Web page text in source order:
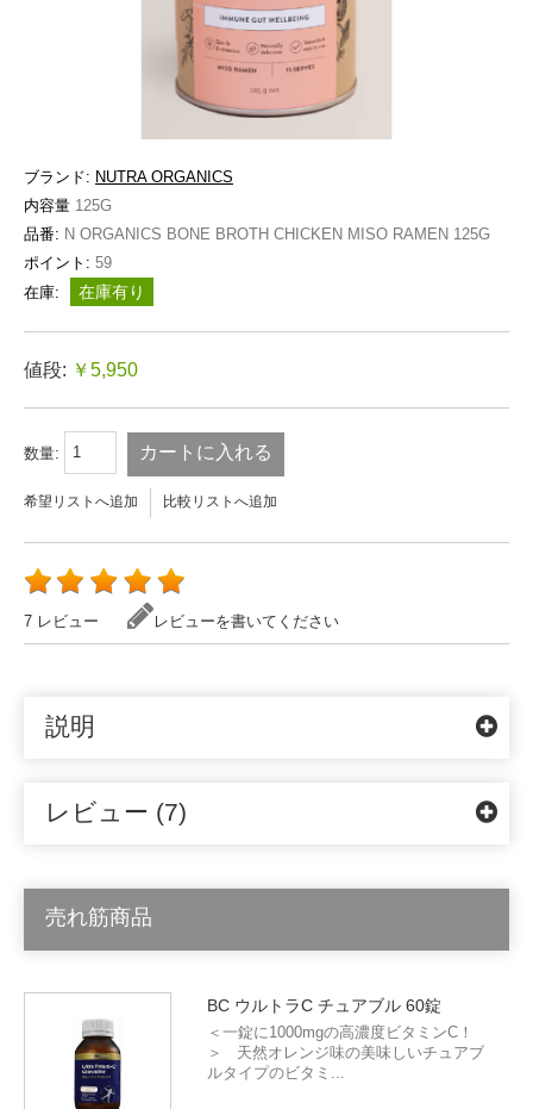
ブランド: NUTRA ORGANICS
内容量 125G
品番: N ORGANICS BONE BROTH CHICKEN MISO RAMEN 125G
ポイント: 59
在庫:
在庫有り
値段: ￥5,950
数量: カートに入れる
希望リストへ追加 比較リストへ追加
7 レビュー レビューを書いてください
説明
レビュー (7)
売れ筋商品
BC ウルトラC チュアブル 60錠
＜一錠に1000mgの高濃度ビタミンC！
＞ 天然オレンジ味の美味しいチュアブ
ルタイプのビタミ...